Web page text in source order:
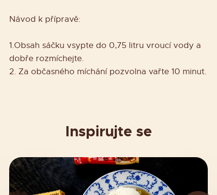
Návod k přípravě:
1.Obsah sáčku vsypte do 0,75 litru vroucí vody a
dobře rozmíchejte.
2. Za občasného míchání pozvolna vařte 10 minut.
Inspirujte se